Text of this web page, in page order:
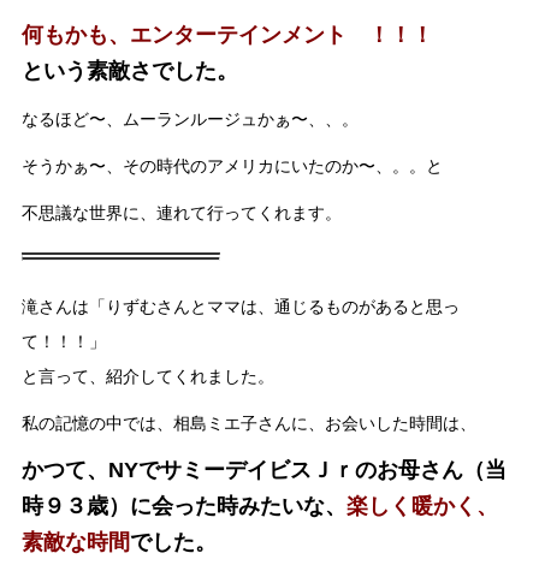
何もかも、エンターテインメント ！！！
という素敵さでした。
なるほど〜、ムーランルージュかぁ〜、、。
そうかぁ〜、その時代のアメリカにいたのか〜、。。と
不思議な世界に、連れて行ってくれます。
滝さんは「りずむさんとママは、通じるものがあると思っ
て！！！」
と言って、紹介してくれました。
私の記憶の中では、相島ミエ子さんに、お会いした時間は、
かつて、NYでサミーデイビスＪｒのお母さん（当
時９３歳）に会った時みたいな、 楽しく暖かく、
素敵な時間でした。